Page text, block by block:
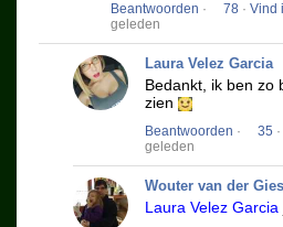
Beantwoorden · 78 · Vind
geleden
Laura Velez Garcia
Bedankt, ik ben zo
zien
Beantwoorden · 35 ·
geleden
Wouter van der
Laura Velez Garcia